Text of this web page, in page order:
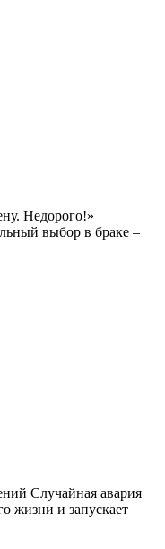
Недорого!»
выбор в браке –
Случайная авария
жизни и запускает